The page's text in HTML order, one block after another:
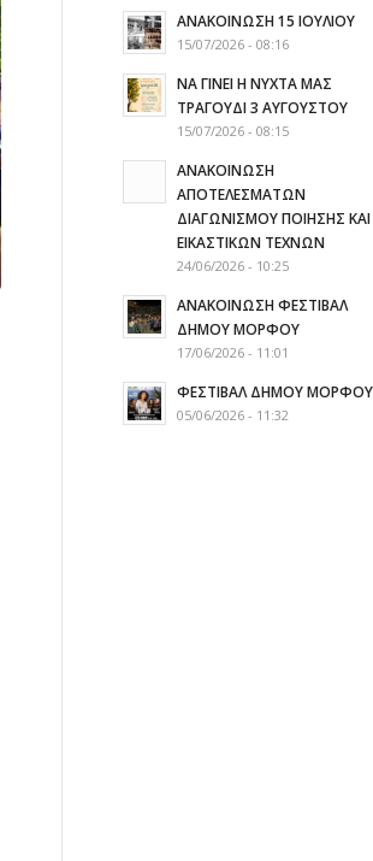
ΑΝΑΚΟΙΝΩΣΗ 15 ΙΟΥΛΙΟΥ
15/07/2026 - 08:16
ΝΑ ΓΙΝΕΙ Η ΝΥΧΤΑ ΜΑΣ
ΤΡΑΓΟΥΔΙ 3 ΑΥΓΟΥΣΤΟΥ
15/07/2026 - 08:15
ΑΝΑΚΟΙΝΩΣΗ
ΑΠΟΤΕΛΕΣΜΑΤΩΝ
ΔΙΑΓΩΝΙΣΜΟΥ ΠΟΙΗΣΗΣ ΚΑΙ
ΕΙΚΑΣΤΙΚΩΝ ΤΕΧΝΩΝ
24/06/2026 - 10:25
ΑΝΑΚΟΙΝΩΣΗ ΦΕΣΤΙΒΑΛ
ΔΗΜΟΥ ΜΟΡΦΟΥ
17/06/2026 - 11:01
ΦΕΣΤΙΒΑΛ ΔΗΜΟΥ ΜΟΡΦΟΥ
05/06/2026 - 11:32